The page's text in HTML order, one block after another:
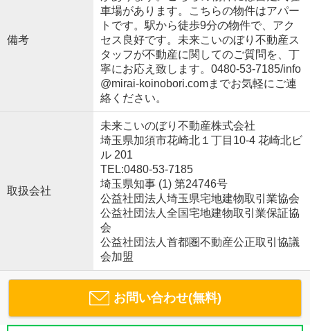
備考
車場があります。こちらの物件はアパー
トです。駅から徒歩9分の物件で、アク
セス良好です。未来こいのぼり不動産ス
タッフが不動産に関してのご質問を、丁
寧にお応え致します。0480-53-7185/info
@mirai-koinobori.comまでお気軽にご連
絡ください。
取扱会社
未来こいのぼり不動産株式会社
埼玉県加須市花崎北１丁目10-4 花崎北ビ
ル 201
TEL:0480-53-7185
埼玉県知事 (1) 第24746号
公益社団法人埼玉県宅地建物取引業協会
公益社団法人全国宅地建物取引業保証協
会
公益社団法人首都圏不動産公正取引協議
会加盟
お問い合わせ(無料)